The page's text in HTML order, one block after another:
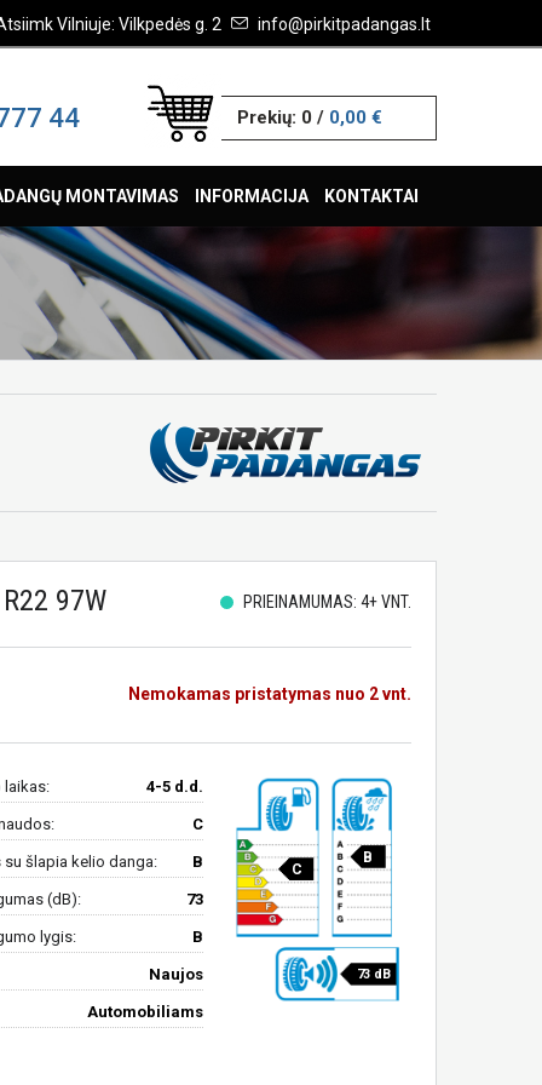
Vilniuje: Vilkpedės g. 2 info@pirkitpadangas.lt
44 Prekių: 0/ 0,00 €
MONTAVIMAS INFORMACIJA KONTAKTAI
97W PRIEINAMUMAS: 4+ VNT.
Nemokamas pristatymas nuo 2 vnt.
laikas: 4-5 d.d.
C
su šlapia kelio danga: B
(dB): 73
lygis: B
Naujos
Automobiliams
C
B
73 dB